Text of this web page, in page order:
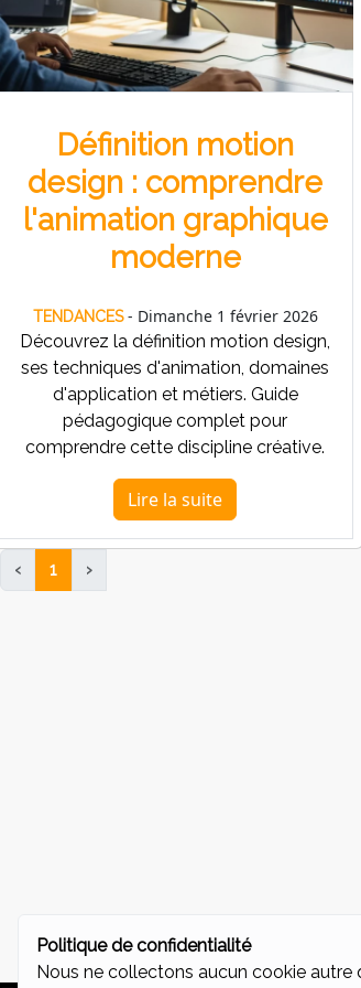
Définition motion
design : comprendre
l'animation graphique
moderne
TENDANCES- Dimanche 1 février 2026
Découvrez la définition motion design,
ses techniques d'animation, domaines
d'application et métiers. Guide
pédagogique complet pour
comprendre cette discipline créative.
Lire la suite
‹ 1 ›
Politique de confidentialité
Nous ne collectons aucun cookie autre